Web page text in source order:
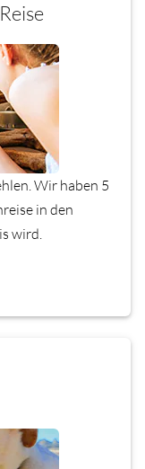
Wir haben 5
in den
wird.